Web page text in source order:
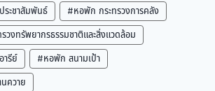
ะชาสัมพันธ์
#หอพัก กระทรวงการคลัง
วงทรัพยากรธรรมชาติและสิ่งแวดล้อม
รีย์
#หอพัก สนามเป้า
ควาย